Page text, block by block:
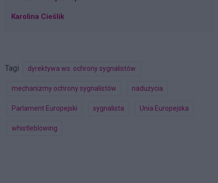
Karolina Cieślik
Tagi dyrektywa ws. ochrony sygnalistów
mechanizmy ochrony sygnalistów nadużycia
Parlament Europejski sygnalista Unia Europejska
whistleblowing